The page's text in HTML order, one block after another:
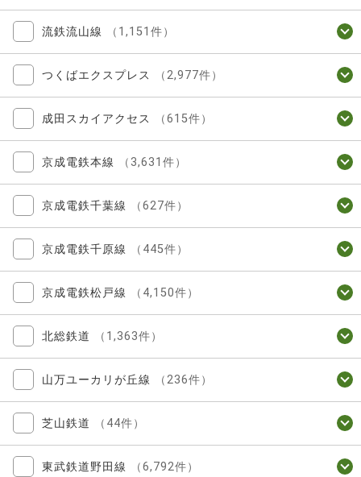
流鉄流山線 （1,151件）
つくばエクスプレス （2,977件）
成田スカイアクセス （615件）
京成電鉄本線 （3,631件）
京成電鉄千葉線 （627件）
京成電鉄千原線 （445件）
京成電鉄松戸線 （4,150件）
北総鉄道 （1,363件）
山万ユーカリが丘線 （236件）
芝山鉄道 （44件）
東武鉄道野田線 （6,792件）